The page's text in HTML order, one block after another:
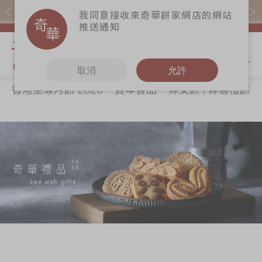
購物滿$368(折扣後)即免本地運費！
關於奇華
商務銷售
嫁喜須知
奇華網誌
奇華餅食
嫁女餅 | 嫁喜禮
餅
手信禮品
更多
奇華工作坊
奇華茶室
聯絡奇華
加入奇華
香港至尊月餅 2026 賀年食品
嫁女餅 | 嫁喜禮餅
我同意接收來奇華餅家網店的網站
推送通知
取消 允許